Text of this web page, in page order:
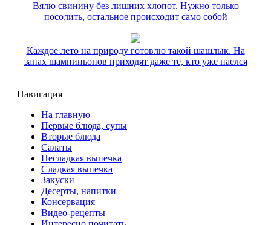
Вялю свинину без лишних хлопот. Нужно только
посолить, остальное происходит само собой
Каждое лето на природу готовлю такой шашлык. На
запах шампиньонов приходят даже те, кто уже наелся
Навигация
На главную
Первые блюда, супы
Вторые блюда
Салаты
Несладкая выпечка
Сладкая выпечка
Закуски
Десерты, напитки
Консервация
Видео-рецепты